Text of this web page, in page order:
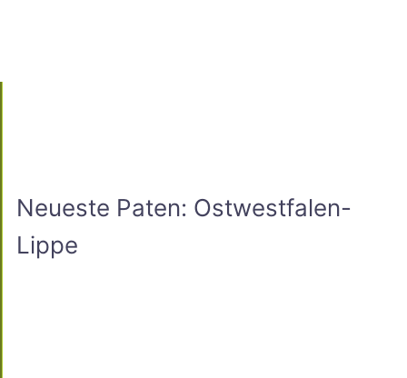
Neueste Paten: Ostwestfalen-
Lippe